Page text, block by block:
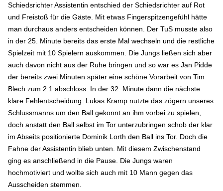
Schiedsrichter Assistentin entschied der Schiedsrichter auf Rot
und Freistoß für die Gäste. Mit etwas Fingerspitzengefühl hätte
man durchaus anders entscheiden können. Der TuS musste also
in der 25. Minute bereits das erste Mal wechseln und die restliche
Spielzeit mit 10 Spielern auskommen. Die Jungs ließen sich aber
auch davon nicht aus der Ruhe bringen und so war es Jan Pidde
der bereits zwei Minuten später eine schöne Vorarbeit von Tim
Blech zum 2:1 abschloss. In der 32. Minute dann die nächste
klare Fehlentscheidung. Lukas Kramp nutzte das zögern unseres
Schlussmanns um den Ball gekonnt an ihm vorbei zu spielen,
doch anstatt den Ball selbst im Tor unterzubringen schob der klar
im Abseits positionierte Dominik Lorth den Ball ins Tor. Doch die
Fahne der Assistentin blieb unten. Mit diesem Zwischenstand
ging es anschließend in die Pause. Die Jungs waren
hochmotiviert und wollte sich auch mit 10 Mann gegen das
Ausscheiden stemmen.